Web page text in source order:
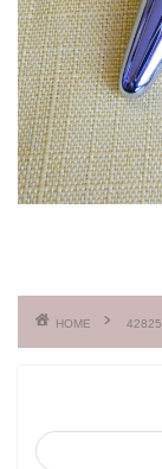
HOME 42825